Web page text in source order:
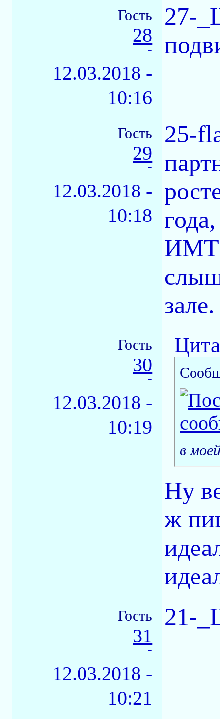
Гость
28
-
12.03.2018 -
10:16
27-
Гость
29
-
12.03.2018 -
10:18
25-
ИМТ
зале.
Гость
30
-
12.03.2018 -
10:19
в
Ну
ж
Гость
31
-
12.03.2018 -
10:21
21-